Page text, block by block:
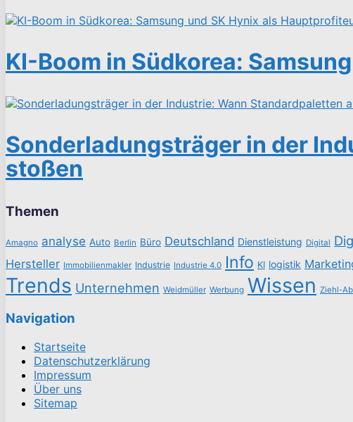
KI-Boom in Südkorea:
Sonderladungsträger in der
stoßen
Themen
Amagno analyse Auto Berlin Büro Deutschland Dienstleistung Digital
Hersteller Immobilienmakler Industrie Industrie 4.0 Info KI logistik
Trends Unternehmen Weidmüller Werbung Wissen Ziehl-
Navigation
Startseite
Datenschutzerklärung
Impressum
Über uns
Sitemap